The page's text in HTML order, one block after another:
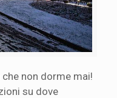
non dorme mai!
su dove